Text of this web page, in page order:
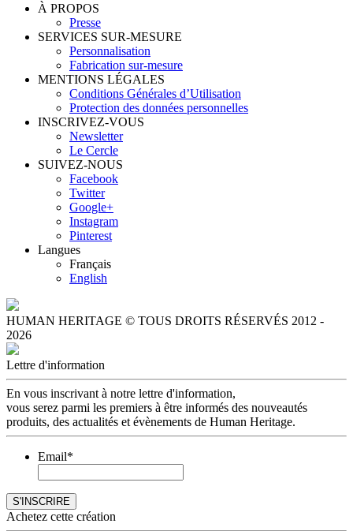
À PROPOS
Presse
SERVICES SUR-MESURE
Personnalisation
Fabrication sur-mesure
MENTIONS LÉGALES
Conditions Générales d’Utilisation
Protection des données personnelles
INSCRIVEZ-VOUS
Newsletter
Le Cercle
SUIVEZ-NOUS
Facebook
Twitter
Google+
Instagram
Pinterest
Langues
Français
English
HUMAN HERITAGE © TOUS DROITS RÉSERVÉS 2012 -
2026
Lettre d'information
En vous inscrivant à notre lettre d'information,
vous serez parmi les premiers à être informés des nouveautés
produits, des actualités et évènements de Human Heritage.
Email*
Achetez cette création